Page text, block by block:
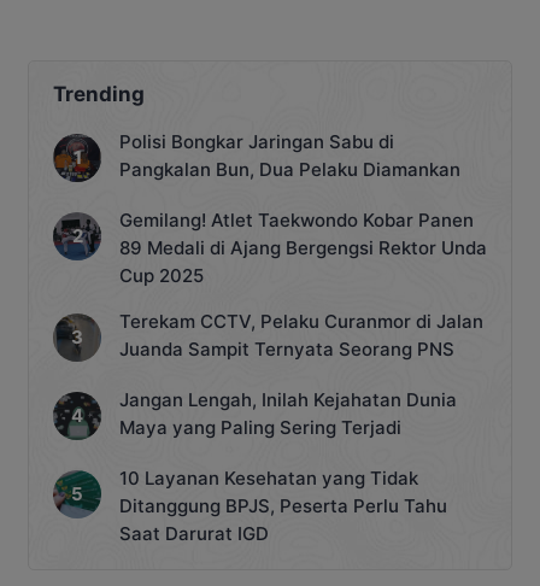
Trending
Polisi Bongkar Jaringan Sabu di
Pangkalan Bun, Dua Pelaku Diamankan
Gemilang! Atlet Taekwondo Kobar Panen
89 Medali di Ajang Bergengsi Rektor Unda
Cup 2025
Terekam CCTV, Pelaku Curanmor di Jalan
Juanda Sampit Ternyata Seorang PNS
Jangan Lengah, Inilah Kejahatan Dunia
Maya yang Paling Sering Terjadi
10 Layanan Kesehatan yang Tidak
Ditanggung BPJS, Peserta Perlu Tahu
Saat Darurat IGD